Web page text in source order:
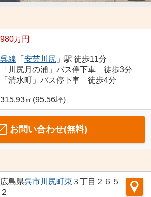
980万円
呉線 「 安芸川尻」駅 徒歩11分
「川尻月の浦」バス停下車 徒歩3分
「清水町」バス停下車 徒歩4分
315.93㎡(95.56坪)
お問い合わせ(無料)
広島県呉市川尻町東 ３丁目２６５
２